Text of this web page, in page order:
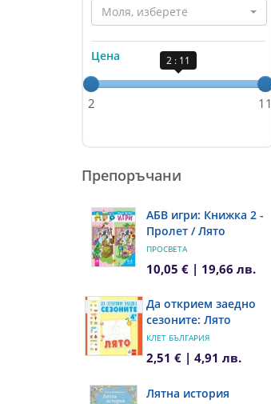
Моля, изберете
Цена 2 : 11
2 11
Препоръчани
АБВ игри: Книжка 2 -
Пролет / Лято
ПРОСВЕТА
10,05 € | 19,66 лв.
Да открием заедно
сезоните: Лято
КЛЕТ БЪЛГАРИЯ
2,51 € | 4,91 лв.
Лятна история